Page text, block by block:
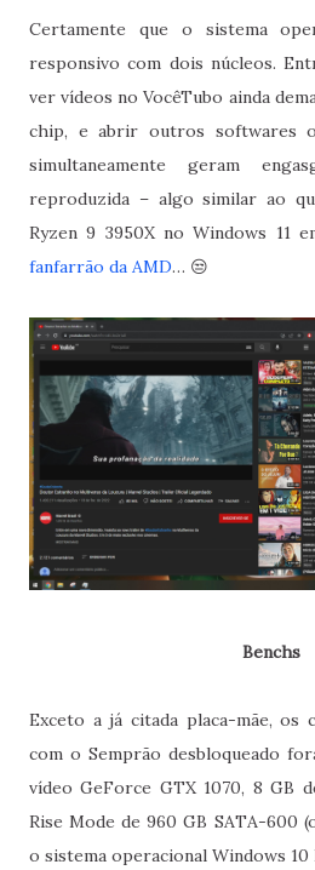
Certamente que o sistema
responsivo com dois núcleos.
ver vídeos no VocêTubo ainda
chip, e abrir outros softwares
simultaneamente geram
reproduzida – algo similar ao
Ryzen 9 3950X no Windows 11
fanfarrão da AMD… 😒
Benchs
Exceto a já citada placa-mãe, os
com o Semprão desbloqueado
vídeo GeForce GTX 1070, 8 GB
Rise Mode de 960 GB SATA-600
o sistema operacional Windows 10